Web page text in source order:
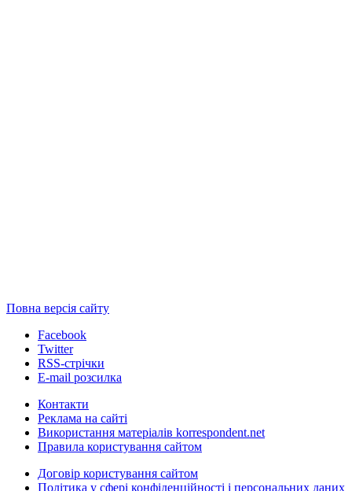
Повна версія сайту
Facebook
Twitter
RSS-стрічки
E-mail розсилка
Контакти
Реклама на сайті
Використання матеріалів korrespondent.net
Правила користування сайтом
Договір користування сайтом
Політика у сфері конфіденційності і персональних даних